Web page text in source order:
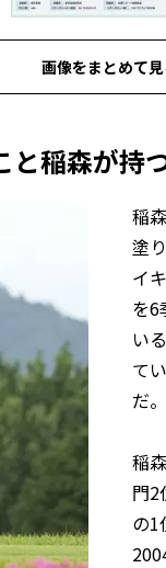
画像をまとめて
と稲森が
稲
塗
イ
を6
い
て
だ。
稲
門2
の1